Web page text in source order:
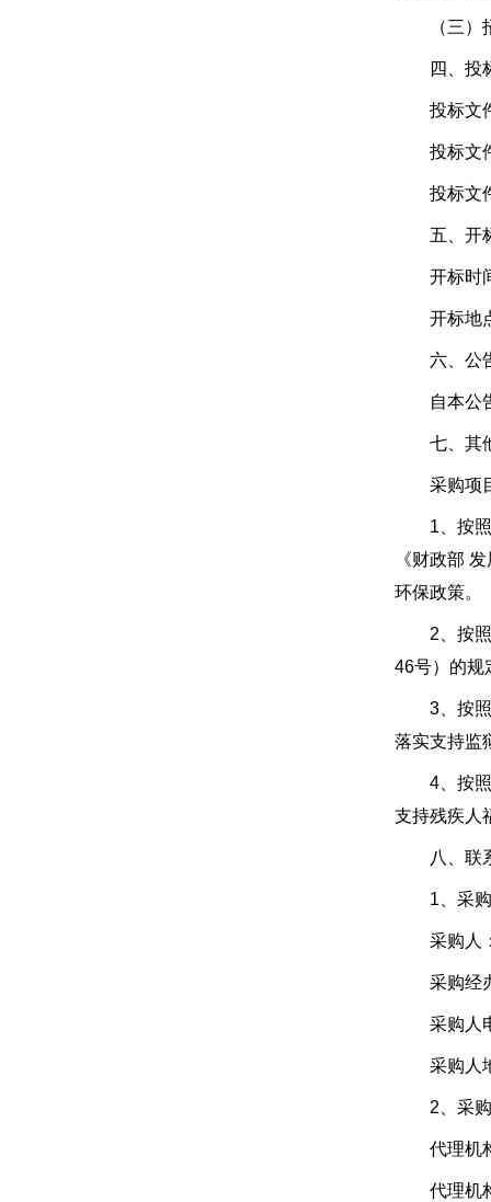
（三）招
四、投
投标文件
投标文件
投标文件
五、开
开标时间
开标地点
六、公
自本公告
七、其
采购项目
1、按照
《财政部
环保政策。
2、按照《
46号）的规
3、按照《
落实支持监
4、按照《
支持残疾人
八、联
1、采购
采购人：
采购经办
采购人电
采购人地
2、采购
代理机构
代理机构